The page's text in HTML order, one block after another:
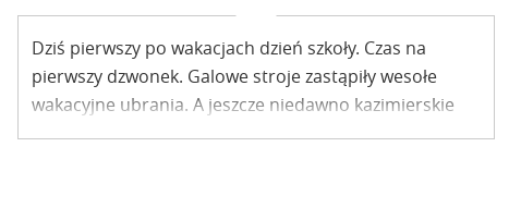
Dziś pierwszy po wakacjach dzień szkoły. Czas na
pierwszy dzwonek. Galowe stroje zastąpiły wesołe
wakacyjne ubrania. A jeszcze niedawno kazimierskie
dzieci w Miejsko – Gminnej Bibliotece Publicznej